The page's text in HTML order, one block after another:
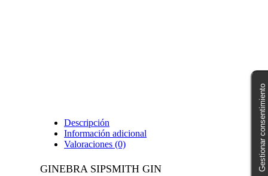
Descripción
Información adicional
Valoraciones (0)
GINEBRA SIPSMITH GIN Gestionar consentimiento